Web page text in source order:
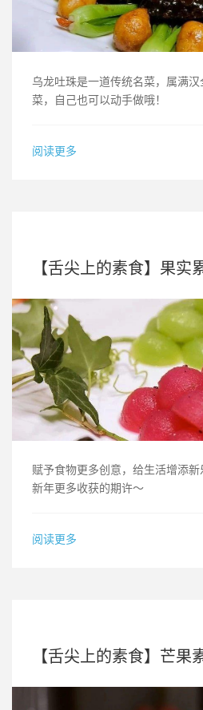
乌龙吐珠是一道传统名菜，属满
菜，自己也可以动手做哦！
阅读更多
【舌尖上的素食】果实
赋予食物更多创意，给生活增添
新年更多收获的期许～
阅读更多
【舌尖上的素食】芒果